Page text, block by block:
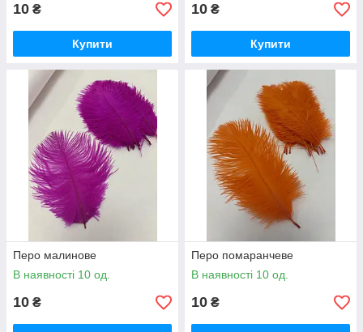
10 ₴
Купити
10 ₴
Купити
Перо малинове
В наявності 10 од.
10 ₴
Перо помаранчеве
В наявності 10 од.
10 ₴